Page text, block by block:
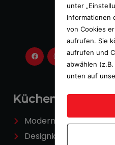
Küchen
Moderne Küchen
Designküchen
unter
Informationen
von Cookies
aufrufen. Sie
aufrufen und
abwählen
unten auf